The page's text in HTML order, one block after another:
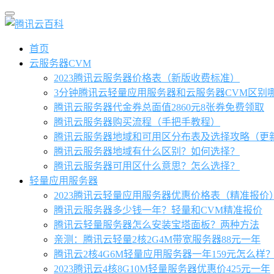
首页
云服务器CVM
2023腾讯云服务器价格表（新版收费标准）
3分钟腾讯云轻量应用服务器和云服务器CVM区别
腾讯云服务器代金券总面值2860元8张券免费领取
腾讯云服务器购买流程（手把手教程）
腾讯云服务器地域和可用区分布表及选择攻略（更
腾讯云服务器地域有什么区别？如何选择？
腾讯云服务器可用区什么意思？怎么选择？
轻量应用服务器
2023腾讯云轻量应用服务器优惠价格表（精准报价）
腾讯云服务器多少钱一年？轻量和CVM精准报价
腾讯云轻量服务器怎么安装宝塔面板？两种方法
亲测：腾讯云轻量2核2G4M带宽服务器88元一年
腾讯云2核4G6M轻量应用服务器一年159元怎么样？
2023腾讯云4核8G10M轻量服务器优惠价425元一年